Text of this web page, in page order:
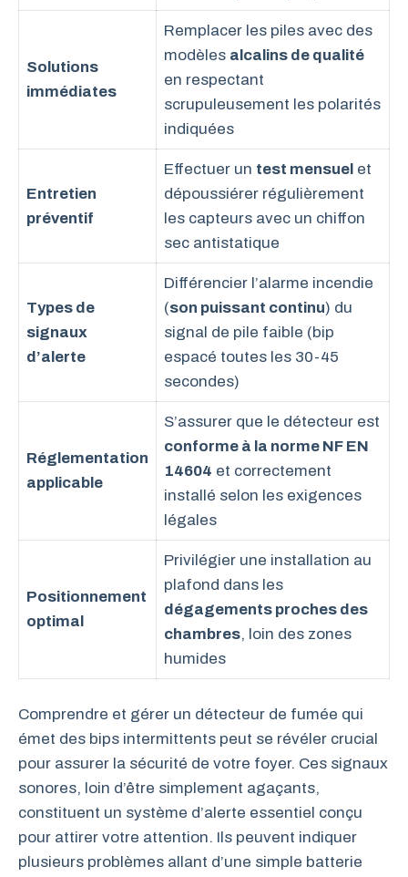
Solutions
immédiates
Remplacer les piles avec des
modèles alcalins de qualité
en respectant
scrupuleusement les polarités
indiquées
Entretien
préventif
Effectuer un test mensuel et
dépoussiérer régulièrement
les capteurs avec un chiffon
sec antistatique
Types de
signaux
d’alerte
Différencier l’alarme incendie
(son puissant continu) du
signal de pile faible (bip
espacé toutes les 30-45
secondes)
Réglementation
applicable
S’assurer que le détecteur est
conforme à la norme NF EN
14604 et correctement
installé selon les exigences
légales
Positionnement
optimal
Privilégier une installation au
plafond dans les
dégagements proches des
chambres, loin des zones
humides
Comprendre et gérer un détecteur de fumée qui
émet des bips intermittents peut se révéler crucial
pour assurer la sécurité de votre foyer. Ces signaux
sonores, loin d’être simplement agaçants,
constituent un système d’alerte essentiel conçu
pour attirer votre attention. Ils peuvent indiquer
plusieurs problèmes allant d’une simple batterie